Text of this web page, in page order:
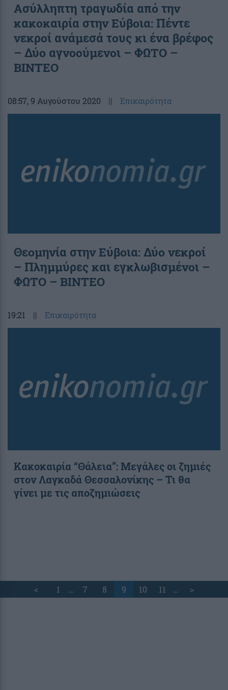
Ασύλληπτη τραγωδία από την
κακοκαιρία στην Εύβοια: Πέντε
νεκροί ανάμεσά τους κι ένα βρέφος
– Δύο αγνοούμενοι – ΦΩΤΟ –
ΒΙΝΤΕΟ
08:57, 9 Αυγούστου 2020 || Επικαιρότητα
Θεομηνία στην Εύβοια: Δύο νεκροί
– Πλημμύρες και εγκλωβισμένοι –
ΦΩΤΟ – ΒΙΝΤΕΟ
19:21 || Επικαιρότητα
Κακοκαιρία “Θάλεια”: Μεγάλες οι ζημιές
στον Λαγκαδά Θεσσαλονίκης – Τι θα
γίνει με τις αποζημιώσεις
< 1 … 7 8 9 10 11 … >